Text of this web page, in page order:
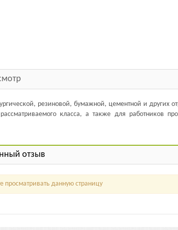
резиновой, бумажной, цементной и других
класса, а также для работников
отзыв
просматривать данную страницу